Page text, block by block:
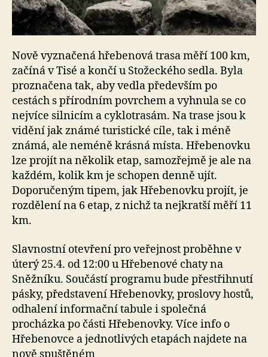
Nově vyznačená hřebenová trasa měří 100 km,
začíná v Tisé a končí u Stožeckého sedla. Byla
proznačena tak, aby vedla především po
cestách s přírodním povrchem a vyhnula se co
nejvíce silnicím a cyklotrasám. Na trase jsou k
vidění jak známé turistické cíle, tak i méně
známá, ale neméně krásná místa. Hřebenovku
lze projít na několik etap, samozřejmě je ale na
každém, kolik km je schopen denně ujít.
Doporučeným tipem, jak Hřebenovku projít, je
rozdělení na 6 etap, z nichž ta nejkratší měří 11
km.
Slavnostní otevření pro veřejnost proběhne v
úterý 25.4. od 12:00 u Hřebenové chaty na
Sněžníku. Součástí programu bude přestřihnutí
pásky, představení Hřebenovky, proslovy hostů,
odhalení informační tabule i společná
procházka po části Hřebenovky. Více info o
Hřebenovce a jednotlivých etapách najdete na
nově spuštěném